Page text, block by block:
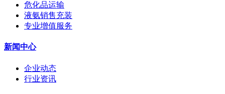
危化品运输
液氨销售充装
专业增值服务
新闻中心
企业动态
行业资讯